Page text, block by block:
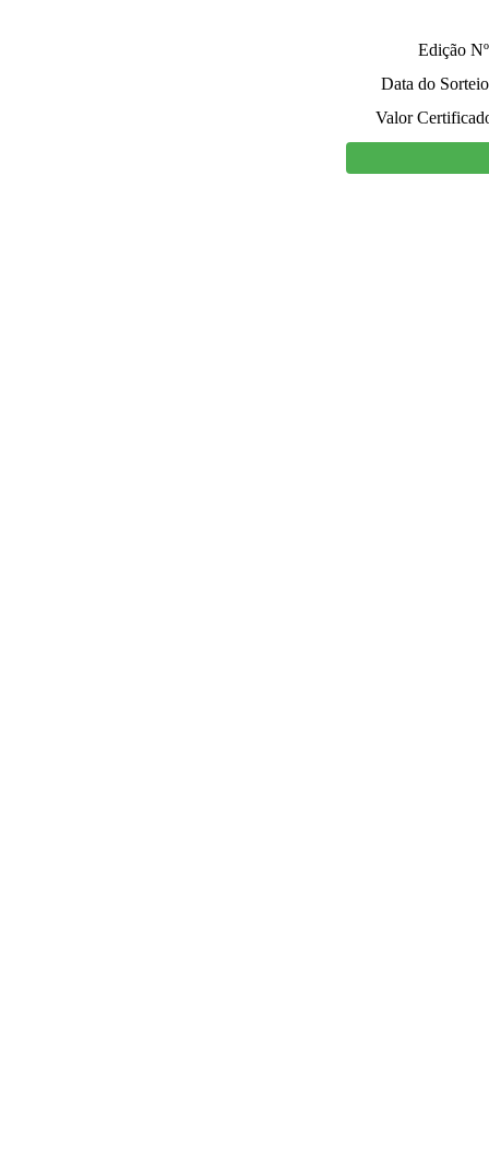
Edição
Data do
Valor